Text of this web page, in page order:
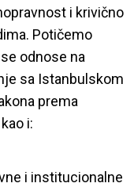
i krivično
Potičemo
odnose na
sa Istanbulskom
prema
i:
i institucionalne